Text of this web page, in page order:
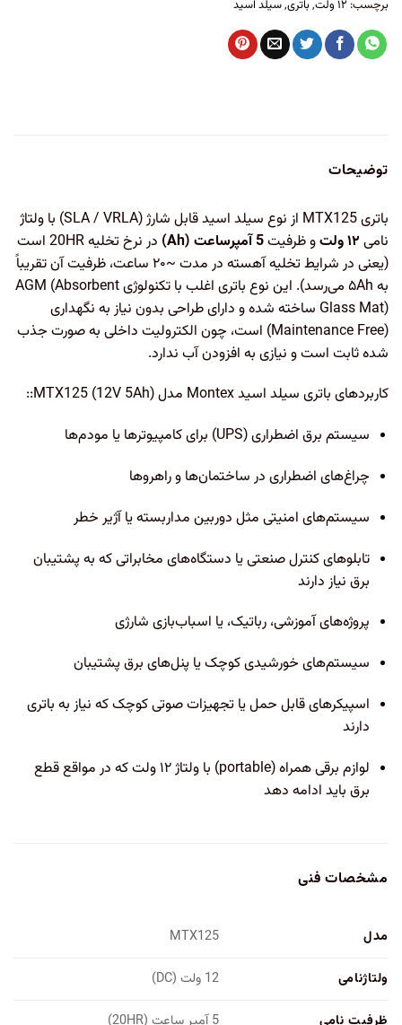
برچسب: ۱۲ ولت ,باتری,سیلد اسید
توضیحات
باتری MTX125 از نوع سیلد اسید قابل شارژ (SLA / VRLA) با ولتاژ
نامی ۱۲ ولت و ظرفیت5 آمپر‌ساعت (Ah)
در نرخ تخلیه 20HR است
(یعنی در شرایط تخلیه آهسته در مدت ~۲۰ ساعت، ظرفیت آن تقریباً
به ۵Ah می‌رسد). این نوع باتری اغلب با تکنولوژی AGM (Absorbent
Glass Mat) ساخته شده و دارای طراحی بدون نیاز به نگهداری
(Maintenance Free) است، چون الکترولیت داخلی به صورت جذب
شده ثابت است و نیازی به افزودن آب ندارد.
کاربردهای باتری سیلد اسید Montex مدل MTX125 (12V 5Ah)::
سیستم برق اضطراری (UPS) برای کامپیوترها یا مودم‌ها
چراغ‌های اضطراری در ساختمان‌ها و راهروها
سیستم‌های امنیتی مثل دوربین مداربسته یا آژیر خطر
تابلوهای کنترل صنعتی یا دستگاه‌های مخابراتی که به پشتیبان
برق نیاز دارند
پروژه‌های آموزشی، رباتیک، یا اسباب‌بازی شارژی
سیستم‌های خورشیدی کوچک یا پنل‌های برق پشتیبان
اسپیکرهای قابل حمل یا تجهیزات صوتی کوچک که نیاز به باتری
دارند
لوازم برقی همراه (portable) با ولتاژ ۱۲ ولت که در مواقع قطع
برق باید ادامه دهد
مشخصات فنی
مدل MTX125
ولتاژنامی 12 ولت (DC)
ظرفیت نامی 5 آمپر ساعت (20HR)